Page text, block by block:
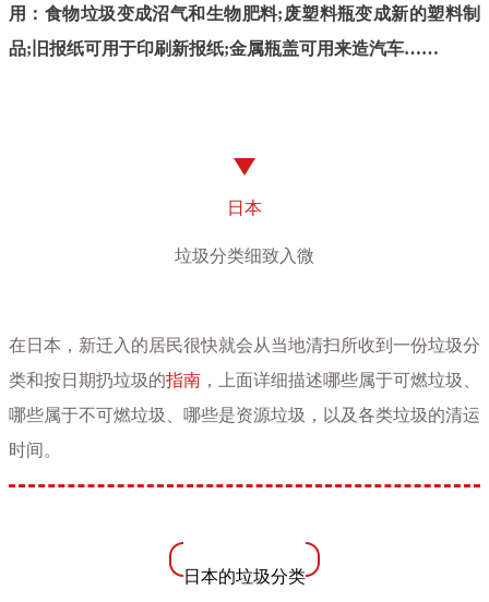
用：食物垃圾变成沼气和生物肥料;废塑料瓶变成新的塑料制
品;旧报纸可用于印刷新报纸;金属瓶盖可用来造汽车……
日本
垃圾分类细致入微
在日本，新迁入的居民很快就会从当地清扫所收到一份垃圾分
类和按日期扔垃圾的指南 ，上面详细描述哪些属于可燃垃圾、
哪些属于不可燃垃圾、哪些是资源垃圾，以及各类垃圾的清运
时间。
日本的垃圾分类